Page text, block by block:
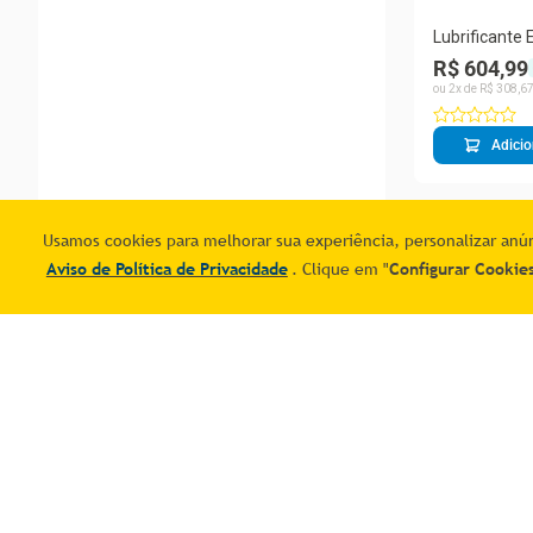
Usamos cookies para melhorar sua experiência, personalizar
Aviso de Política de Privacidade . Clique em "Configurar
Lubrificante
Aerosol
R$ 604,99
ou 2x de R$ 308 67